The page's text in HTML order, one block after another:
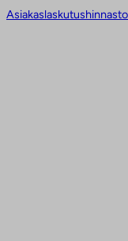
Siirry